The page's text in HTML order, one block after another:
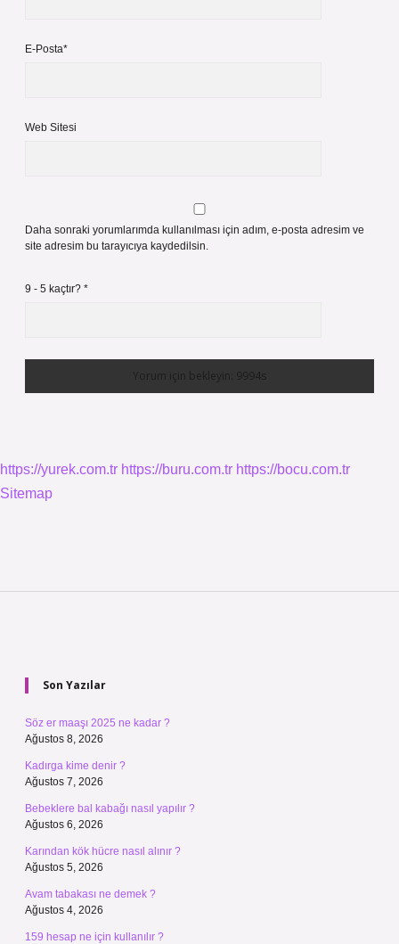
E-Posta*
Web Sitesi
Daha sonraki yorumlarımda kullanılması için adım, e-posta adresim ve
site adresim bu tarayıcıya kaydedilsin.
9 - 5 kaçtır? *
https://yurek.com.tr https://buru.com.tr https://bocu.com.tr
Sitemap
Son Yazılar
Söz er maaşı 2025 ne kadar ?
Ağustos 8, 2026
Kadırga kime denir ?
Ağustos 7, 2026
Bebeklere bal kabağı nasıl yapılır ?
Ağustos 6, 2026
Karından kök hücre nasıl alınır ?
Ağustos 5, 2026
Avam tabakası ne demek ?
Ağustos 4, 2026
159 hesap ne için kullanılır ?